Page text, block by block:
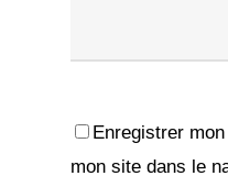
Enregistrer
mon site dans le